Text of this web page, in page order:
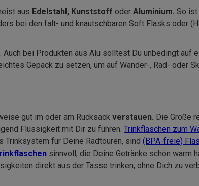
aus Edelstahl, Kunststoff oder Aluminium. So ist
bei den falt- und knautschbaren Soft Flasks oder
bei Produkten aus Alu solltest Du unbedingt auf
Gepäck zu setzen, um auf Wander-, Rad- oder
gut im oder am Rucksack verstauen. Die Größe
Flüssigkeit mit Dir zu führen. Trinkflaschen zum
für Deine Radtouren, sind (BPA-freie)
sinnvoll, die Deine Getränke schön warm
direkt aus der Tasse trinken, ohne Dich zu